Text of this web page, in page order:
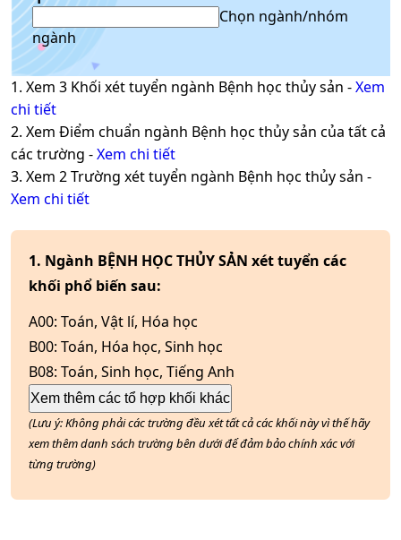
Chọn ngành/nhóm
ngành
1. Xem 3 Khối xét tuyển ngành Bệnh học thủy sản -Xem
chi tiết
2. Xem Điểm chuẩn ngành Bệnh học thủy sản của tất cả
các trường -Xem chi tiết
3. Xem 2Trường xét tuyển ngành Bệnh học thủy sản -
Xem chi tiết
1. Ngành BỆNH HỌC THỦY SẢN xét tuyển các
khối phổ biến sau:
A00: Toán, Vật lí, Hóa học
B00: Toán, Hóa học, Sinh học
B08: Toán, Sinh học, Tiếng Anh
Xem thêm các tổ hợp khối khác
(Lưu ý: Không phải các trường đều xét tất cả các khối này vì thế hãy
xem thêm danh sách trường bên dưới để đảm bảo chính xác với
từng trường)